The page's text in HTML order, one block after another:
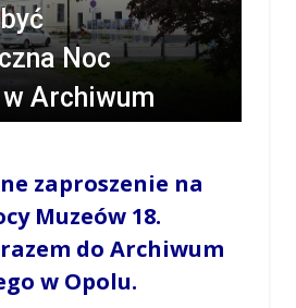
Noc
Archiwum
/ 12 MAJA 2019 / 22:37
0
zaproszenie na
Muzeów 18.
do Archiwum
w Opolu.